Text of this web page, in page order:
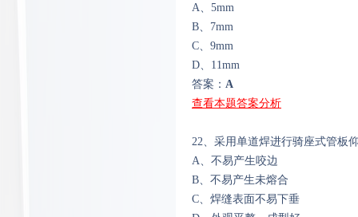
A、5mm
B、7mm
C、9mm
D、11mm
答案： A
查看本题答案分析
22、采用单道焊进行骑座式管板
A、不易产生咬边
B、不易产生未熔合
C、焊缝表面不易下垂